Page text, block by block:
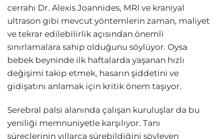
cerrahı Dr. Alexis Joannides, MRI ve kraniyal
ultrason gibi mevcut yöntemlerin zaman, maliyet
ve tekrar edilebilirlik açısından önemli
sınırlamalara sahip olduğunu söylüyor. Oysa
bebek beyninde ilk haftalarda yaşanan hızlı
değişimi takip etmek, hasarın şiddetini ve
gidişatını anlamak için kritik önem taşıyor.
Serebral palsi alanında çalışan kuruluşlar da bu
yeniliği memnuniyetle karşılıyor. Tanı
süreçlerinin yıllarca sürebildiğini söyleyen